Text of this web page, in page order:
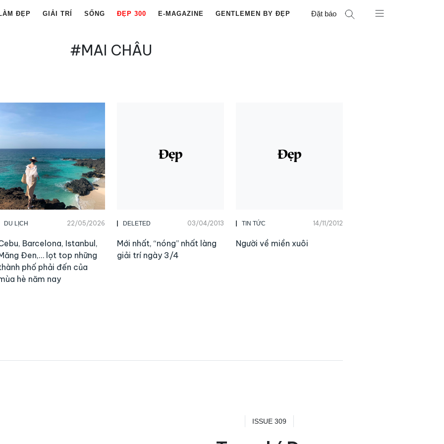
ĐẸP GIẢI TRÍ SỐNG ĐẸP 300 E-MAGAZINE GENTLEMEN BY ĐẸP Đặt báo
#MAI CHÂU
DU LỊCH 22/05/2026
Barcelona, Istanbul,
Đen,… lọt top những
phố phải đến của
hè năm nay
DELETED 03/04/2013
Mới nhất, “nóng” nhất làng
giải trí ngày 3/4
TIN TỨC 14/11/2012
Người về miền xuôi
ISSUE 309